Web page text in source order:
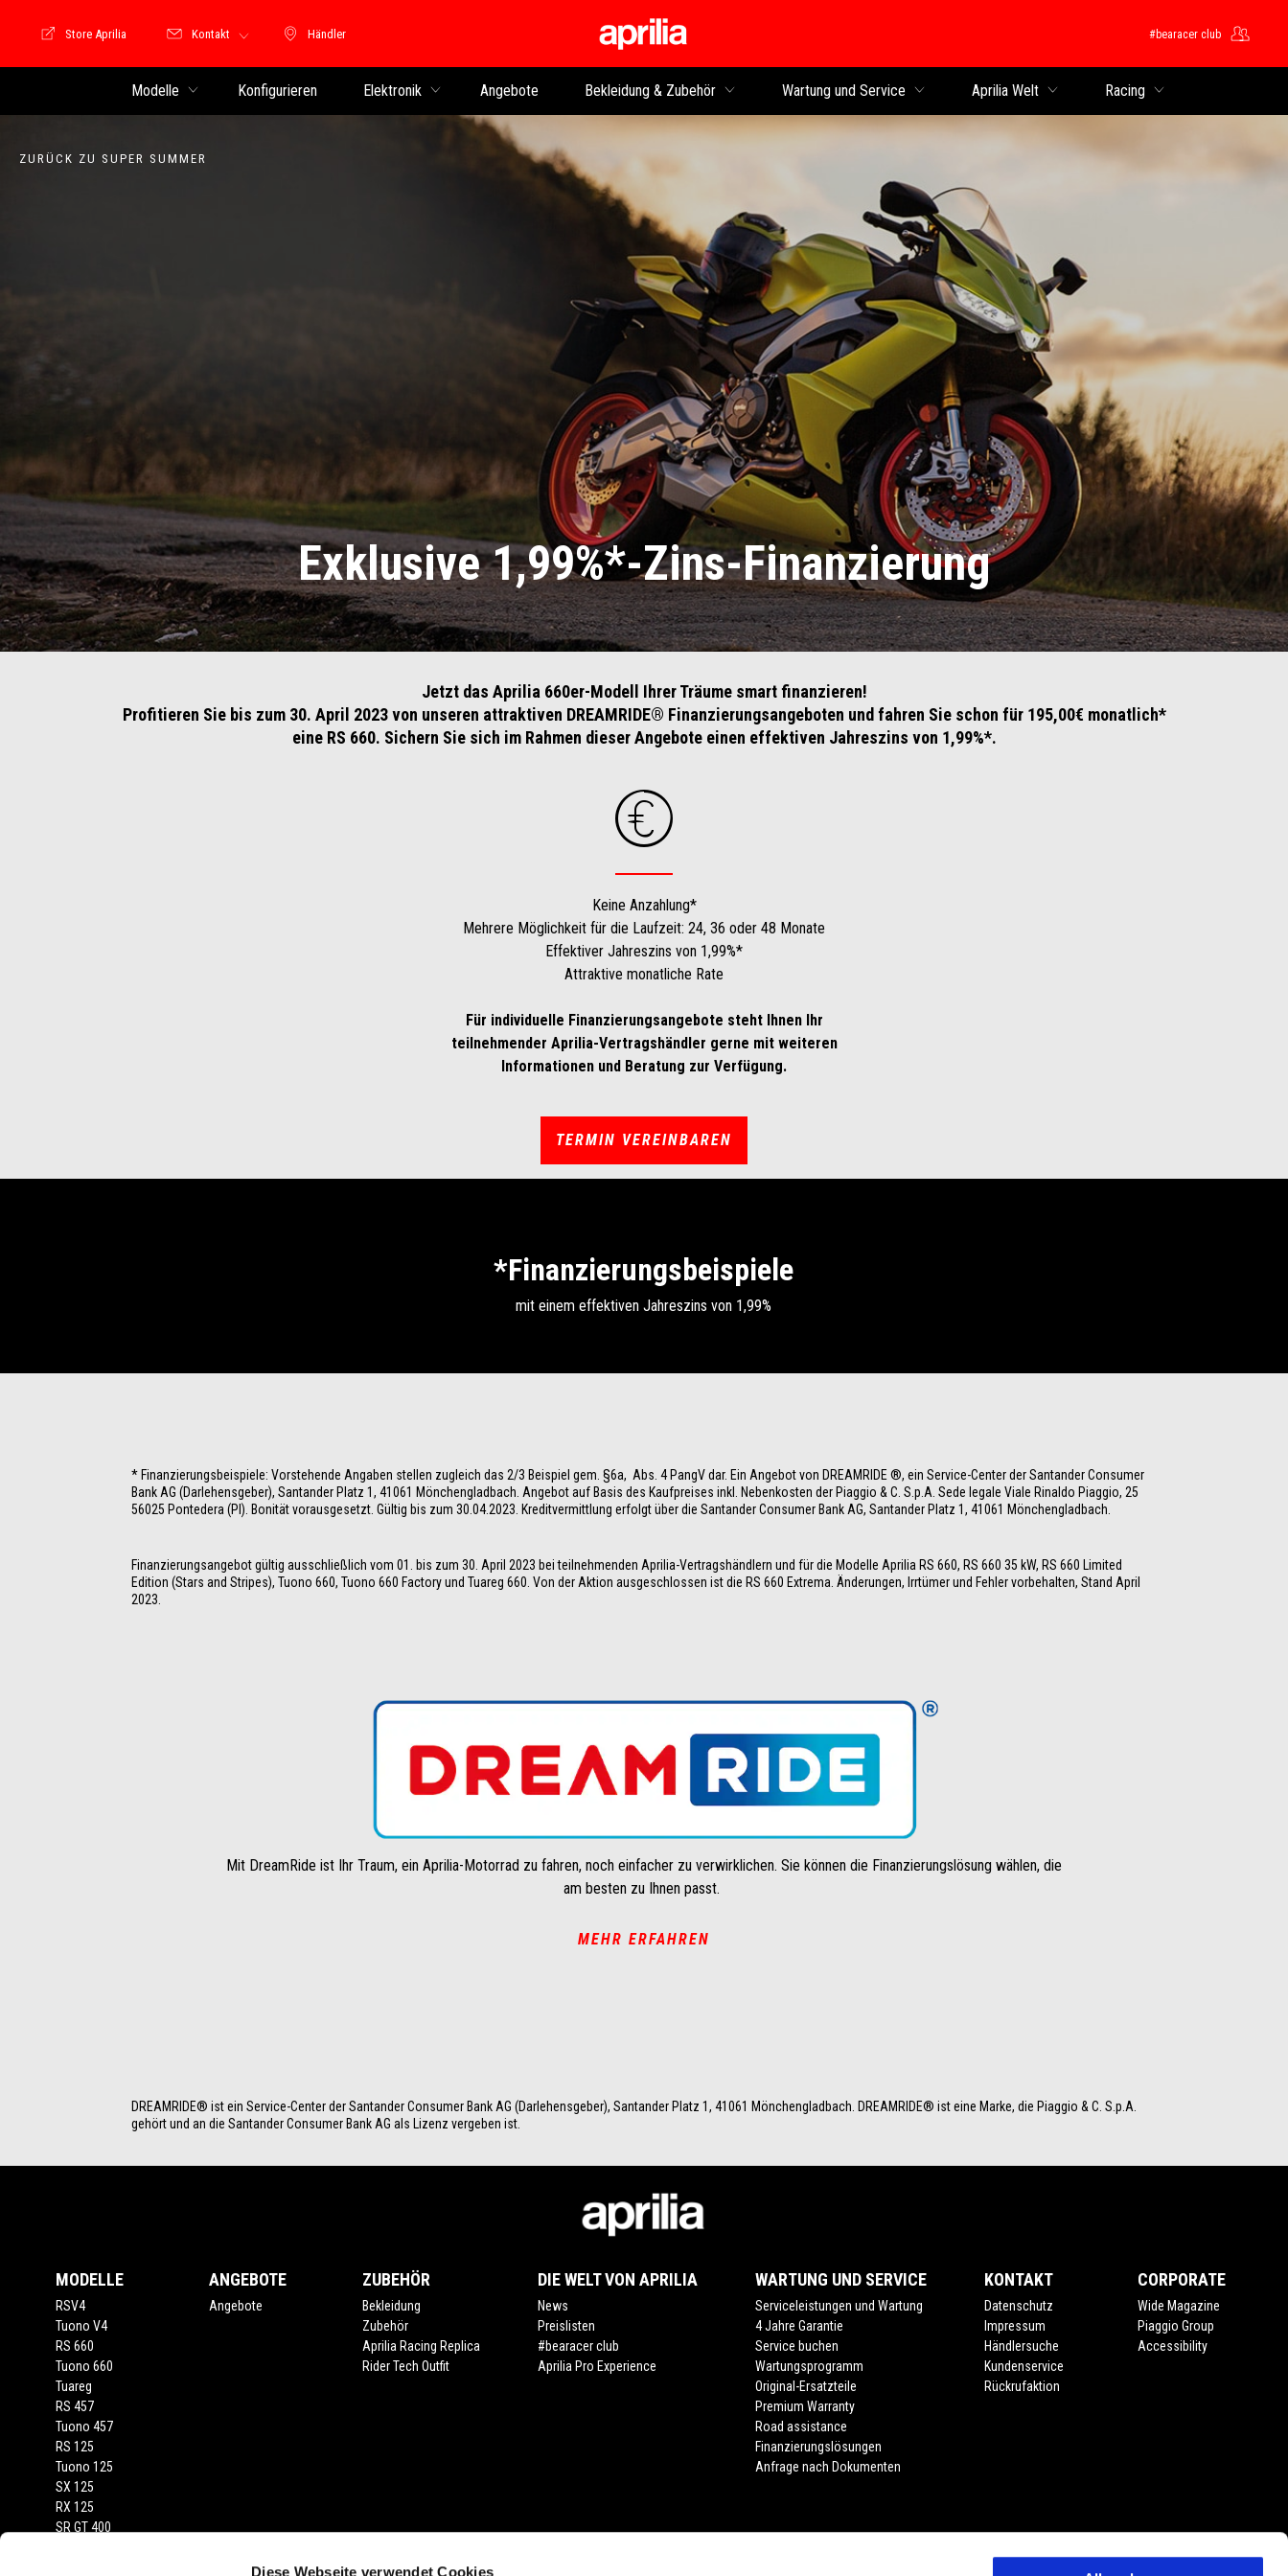
Diese Webseite verwendet Cookies
Händler
Händler
Store Motoguzzi
Store Aprilia Kontakt #bearacer club
Modelle Konfigurieren Elektronik Angebote Bekleidung & Zubehör Wartung und Service Aprilia Welt Racing
ZURÜCK ZU SUPER SUMMER
Exklusive 1,99%*-Zins-Finanzierung
Jetzt das Aprilia 660er-Modell Ihrer Träume smart finanzieren!
Profitieren Sie bis zum 30. April 2023 von unseren attraktiven DREAMRIDE® Finanzierungsangeboten und fahren Sie schon für 195,00€ monatlich*
eine RS 660. Sichern Sie sich im Rahmen dieser Angebote einen effektiven Jahreszins von 1,99%*.
Keine Anzahlung*
Mehrere Möglichkeit für die Laufzeit: 24, 36 oder 48 Monate
Effektiver Jahreszins von 1,99%*
Attraktive monatliche Rate
Für individuelle Finanzierungsangebote steht Ihnen Ihr
teilnehmender Aprilia-Vertragshändler gerne mit weiteren
Informationen und Beratung zur Verfügung.
TERMIN VEREINBAREN
*Finanzierungsbeispiele
mit einem effektiven Jahreszins von 1,99%
* Finanzierungsbeispiele: Vorstehende Angaben stellen zugleich das 2/3 Beispiel gem. §6a,  Abs. 4 PangV dar. Ein Angebot von DREAMRIDE ®, ein Service-Center der Santander Consumer
Bank AG (Darlehensgeber), Santander Platz 1, 41061 Mönchengladbach. Angebot auf Basis des Kaufpreises inkl. Nebenkosten der Piaggio & C. S.p.A. Sede legale Viale Rinaldo Piaggio, 25
56025 Pontedera (PI). Bonität vorausgesetzt. Gültig bis zum 30.04.2023. Kreditvermittlung erfolgt über die Santander Consumer Bank AG, Santander Platz 1, 41061 Mönchengladbach.
Finanzierungsangebot gültig ausschließlich vom 01. bis zum 30. April 2023 bei teilnehmenden Aprilia-Vertragshändlern und für die Modelle Aprilia RS 660, RS 660 35 kW, RS 660 Limited
Edition (Stars and Stripes), Tuono 660, Tuono 660 Factory und Tuareg 660. Von der Aktion ausgeschlossen ist die RS 660 Extrema. Änderungen, Irrtümer und Fehler vorbehalten, Stand April
2023.
Mit DreamRide ist Ihr Traum, ein Aprilia-Motorrad zu fahren, noch einfacher zu verwirklichen. Sie können die Finanzierungslösung wählen, die
am besten zu Ihnen passt.
MEHR ERFAHREN
DREAMRIDE® ist ein Service-Center der Santander Consumer Bank AG (Darlehensgeber), Santander Platz 1, 41061 Mönchengladbach. DREAMRIDE® ist eine Marke, die Piaggio & C. S.p.A.
gehört und an die Santander Consumer Bank AG als Lizenz vergeben ist.
MODELLE
RSV4
Tuono V4
RS 660
Tuono 660
Tuareg
RS 457
Tuono 457
RS 125
Tuono 125
SX 125
RX 125
SR GT 400
ANGEBOTE
Angebote
ZUBEHÖR
Bekleidung
Zubehör
Aprilia Racing Replica
Rider Tech Outfit
DIE WELT VON APRILIA
News
Preislisten
#bearacer club
Aprilia Pro Experience
WARTUNG UND SERVICE
Serviceleistungen und Wartung
4 Jahre Garantie
Service buchen
Wartungsprogramm
Original-Ersatzteile
Premium Warranty
Road assistance
Finanzierungslösungen
Anfrage nach Dokumenten
KONTAKT
Datenschutz
Impressum
Händlersuche
Kundenservice
Rückrufaktion
CORPORATE
Wide Magazine
Piaggio Group
Accessibility